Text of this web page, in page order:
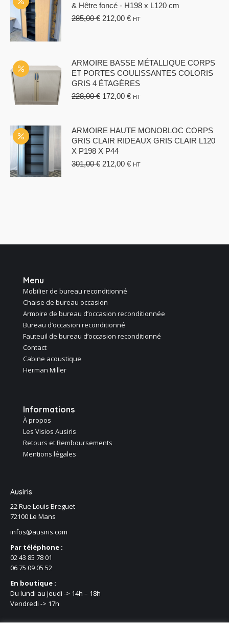
& Hêtre foncé - H198 x L120 cm
285,00€ Le
285,00 €.
212,00 €Le
212,00 €.
HT
ARMOIRE BASSE MÉTALLIQUE CORPS
ET PORTES COULISSANTES COLORIS
GRIS 4 ÉTAGÈRES
228,00€ Le
était :
228,00 €.
172,00 €Le
est :
172,00 €.
HT
ARMOIRE HAUTE MONOBLOC CORPS
GRIS CLAIR RIDEAUX GRIS CLAIR L120
X P198 X P44
301,00€ Le
212,00 €Le
HT
Menu
Mobilier de bureau reconditionné
Chaise de bureau occasion
Armoire de bureau d’occasion reconditionnée
Bureau d’occasion reconditionné
Fauteuil de bureau d’occasion reconditionné
Contact
Cabine acoustique
Herman Miller
Informations
À propos
Les Visios Ausiris
Retours et Remboursements
Mentions légales
Ausiris
22 Rue Louis Breguet
72100 Le Mans
infos@ausiris.com
Par téléphone :
02 43 85 78 01
06 75 09 05 52
En boutique :
Du lundi au jeudi -> 14h – 18h
Vendredi -> 17h